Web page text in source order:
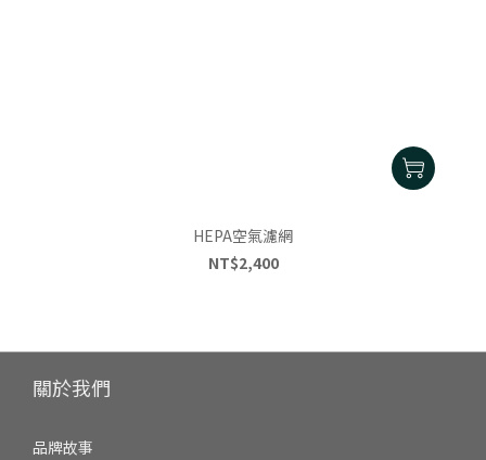
HEPA空氣濾網
NT$2,400
關於我們
品牌故事